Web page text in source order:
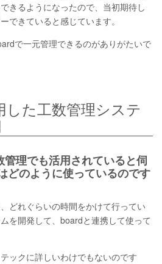
きるようになったので、当初期待し
できていると感じています。
で一元管理できるのがありがたいで
した工数管理システ
理でも活用されていると伺
どのように使っているのです
どれぐらいの時間をかけて行ってい
を開発して、boardと連携して使って
ックに詳しいわけでもないのです